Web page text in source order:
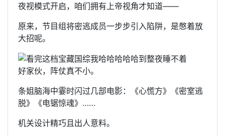
夜视模式开启，咱们拥有上帝视角才知道——
原来，节目组将密逃成员一步步引入陷阱，是憋着放
大招呢。
好家伙，阵仗真不小。
条姐脑海中霎时闪过几部电影：《心慌方》《密室逃
脱》《电锯惊魂》……
机关设计精巧且出人意料。